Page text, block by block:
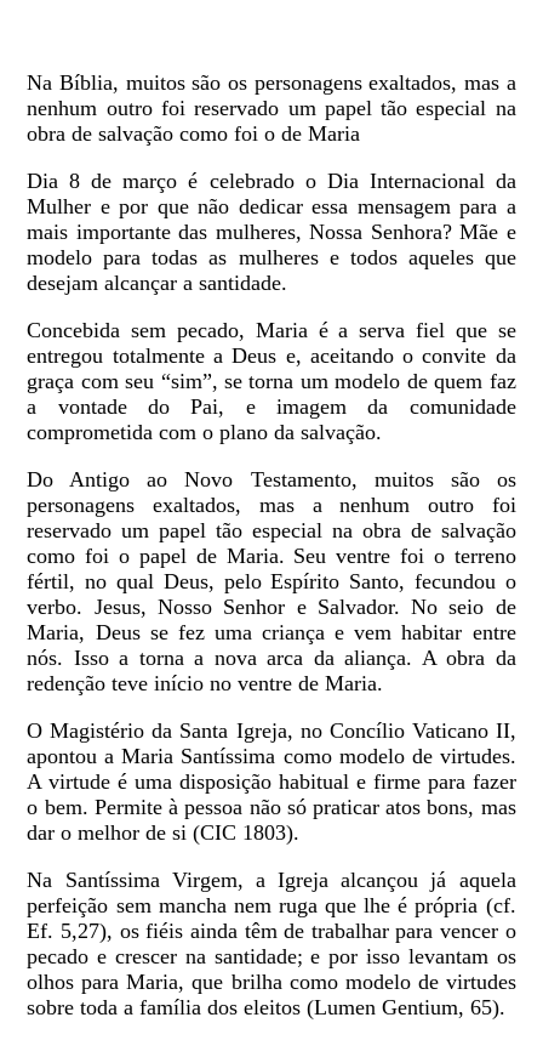
Na Bíblia, muitos são os personagens exaltados, mas a
nenhum outro foi reservado um papel tão especial na
obra de salvação como foi o de Maria
Dia 8 de março é celebrado o Dia Internacional da
Mulher e por que não dedicar essa mensagem para a
mais importante das mulheres, Nossa Senhora? Mãe e
modelo para todas as mulheres e todos aqueles que
desejam alcançar a santidade.
Concebida sem pecado, Maria é a serva fiel que se
entregou totalmente a Deus e, aceitando o convite da
graça com seu “sim”, se torna um modelo de quem faz
a vontade do Pai, e imagem da comunidade
comprometida com o plano da salvação.
Do Antigo ao Novo Testamento, muitos são os
personagens exaltados, mas a nenhum outro foi
reservado um papel tão especial na obra de salvação
como foi o papel de Maria. Seu ventre foi o terreno
fértil, no qual Deus, pelo Espírito Santo, fecundou o
verbo. Jesus, Nosso Senhor e Salvador. No seio de
Maria, Deus se fez uma criança e vem habitar entre
nós. Isso a torna a nova arca da aliança. A obra da
redenção teve início no ventre de Maria.
O Magistério da Santa Igreja, no Concílio Vaticano II,
apontou a Maria Santíssima como modelo de virtudes.
A virtude é uma disposição habitual e firme para fazer
o bem. Permite à pessoa não só praticar atos bons, mas
dar o melhor de si (CIC 1803).
Na Santíssima Virgem, a Igreja alcançou já aquela
perfeição sem mancha nem ruga que lhe é própria (cf.
Ef. 5,27), os fiéis ainda têm de trabalhar para vencer o
pecado e crescer na santidade; e por isso levantam os
olhos para Maria, que brilha como modelo de virtudes
sobre toda a família dos eleitos (Lumen Gentium, 65).